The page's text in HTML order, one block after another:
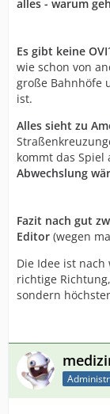
alles - warum
Es gibt keine
wie schon von
große Bahnhöfe
ist.
Alles sieht zu
kommt das
Abwechslung
Fazit nach gut
Editor (wegen
Die Idee ist
richtige
sondern